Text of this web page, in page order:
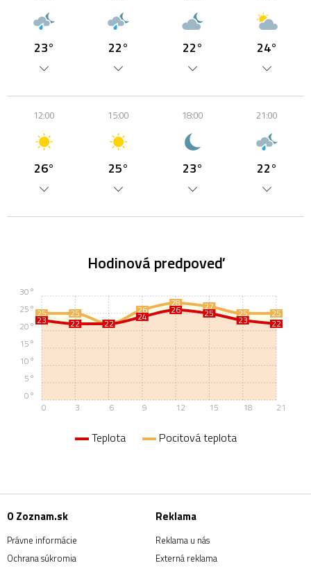
23° 22° 22° 24°
12:00
26°
15:00
25°
18:00
23°
21:00
22°
Hodinová predpoveď
25 25
22
26
28 27
25 25
23 22 22
24
26 25
23 22
0 3 6 9 12 15 18 21
0°
5°
10°
15°
20°
25°
30°
Teplota Pocitová teplota
O Zoznam.sk
Právne informácie
Ochrana súkromia
Reklama
Reklama u nás
Externá reklama